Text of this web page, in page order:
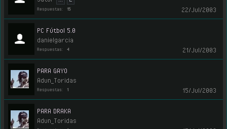
Respuestas: 15 22/Jul/2003
PC Fútbol 5.0
danielgarcia
Respuestas: 4 21/Jul/2003
PARA GAYO
Adun_Toridas
Respuestas: 1 15/Jul/2003
PARA DRAKA
Adun_Toridas